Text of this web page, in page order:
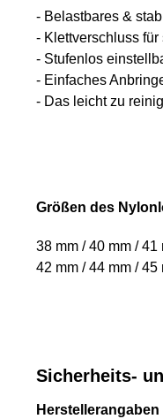
- Belastbares &
- Klettverschluss
- Stufenlos
- Einfaches
- Das leicht zu
Größen des
38 mm / 40 mm /
42 mm / 44 mm /
Sicherheits-
Herstellerangaben